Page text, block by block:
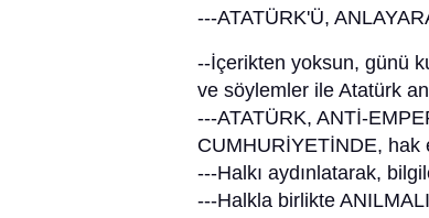
---ATATÜRK'Ü,
--İçerikten yoksun, günü
ve söylemler ile Atatürk
---ATATÜRK, ANTİ-
CUMHURİYETİNDE, hak
---Halkı aydınlatarak,
---Halkla birlikte